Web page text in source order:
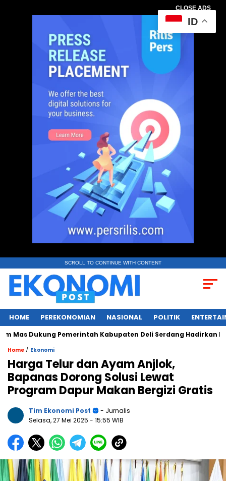
CLOSE ADS
SCROLL TO CONTINUE WITH CONTENT
HOME PEREKONOMIAN NASIONAL POLITIK
Dukung Pemerintah Kabupaten Deli Serdang Hadirkan
Home / Ekonomi
Harga Telur dan Ayam Anjlok,
Bapanas Dorong Solusi Lewat
Program Dapur Makan Bergizi Gratis
Tim Ekonomi Post
- Jurnalis
Selasa, 27 Mei 2025 - 15:55 WIB
ID